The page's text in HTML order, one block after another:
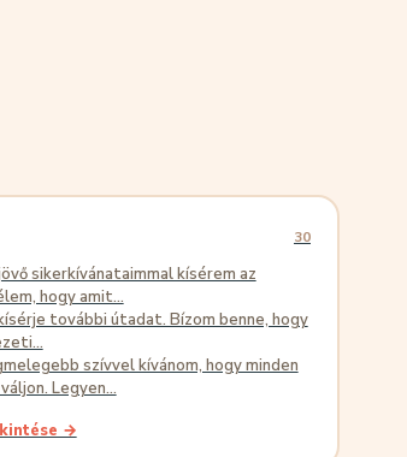
30
sikerkívánataimmal kísérem az
hogy amit...
további útadat. Bízom benne, hogy
szívvel kívánom, hogy minden
Legyen...
→